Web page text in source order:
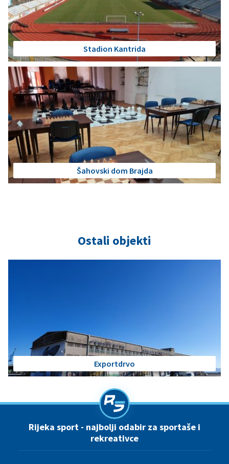
Stadion Kantrida
Šahovski dom Brajda
Ostali objekti
Exportdrvo
Rijeka sport - najbolji odabir za sportaše i
rekreativce